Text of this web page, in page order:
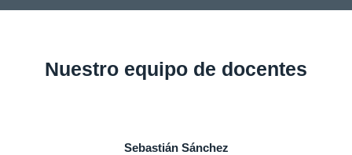
Nuestro equipo de docentes
Sebastián Sánchez